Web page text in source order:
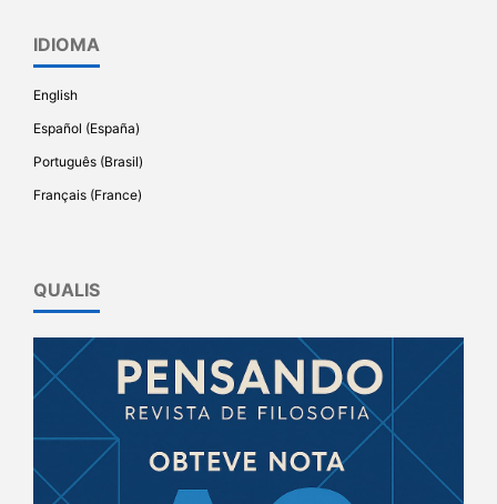
IDIOMA
English
Español (España)
Português (Brasil)
Français (France)
QUALIS